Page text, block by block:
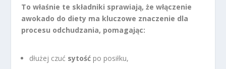
To właśnie te składniki sprawiają, że włączenie
awokado do diety ma kluczowe znaczenie dla
procesu odchudzania, pomagając:
dłużej czuć sytość po posiłku,